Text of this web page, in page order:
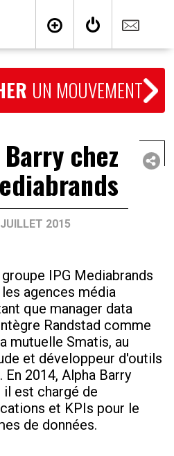
UN MOUVEMENT
chez
2015
IPG Mediabrands
agences média
que manager data
Randstad comme
mutuelle Smatis, au
et développeur d'outils
2014, Alpha Barry
est chargé de
et KPIs pour le
de données.